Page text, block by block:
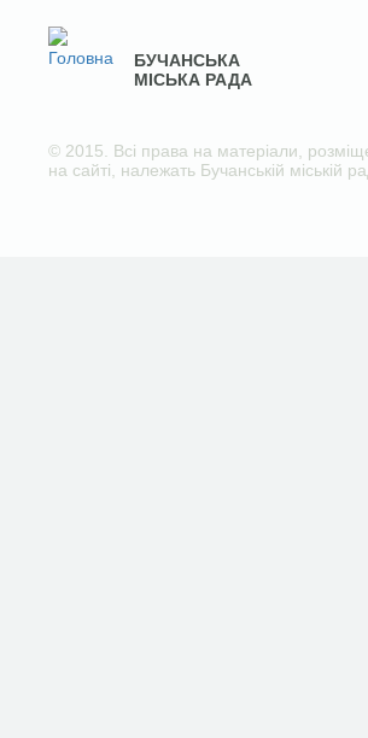
БУЧАНСЬКА
МІСЬКА РАДА
© 2015. Всі права на матеріали,
на сайті, належать Бучанській міській